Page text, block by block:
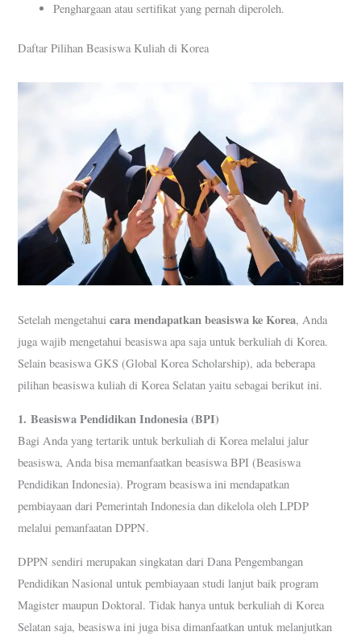
Penghargaan atau sertifikat yang pernah diperoleh.
Daftar Pilihan Beasiswa Kuliah di Korea
Setelah mengetahuicara mendapatkan beasiswa ke Korea, Anda
juga wajib mengetahui beasiswa apa saja untuk berkuliah di Korea.
Selain beasiswa GKS (Global Korea Scholarship), ada beberapa
pilihan beasiswa kuliah di Korea Selatan yaitu sebagai berikut ini.
1.Beasiswa Pendidikan Indonesia (BPI)
Bagi Anda yang tertarik untuk berkuliah di Korea melalui jalur
beasiswa, Anda bisa memanfaatkan beasiswa BPI (Beasiswa
Pendidikan Indonesia). Program beasiswa ini mendapatkan
pembiayaan dari Pemerintah Indonesia dan dikelola oleh LPDP
melalui pemanfaatan DPPN.
DPPN sendiri merupakan singkatan dari Dana Pengembangan
Pendidikan Nasional untuk pembiayaan studi lanjut baik program
Magister maupun Doktoral. Tidak hanya untuk berkuliah di Korea
Selatan saja, beasiswa ini juga bisa dimanfaatkan untuk melanjutkan